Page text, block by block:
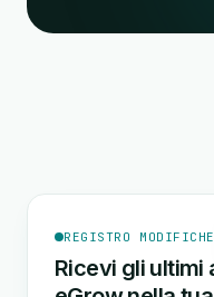
REGISTRO
Ricevi gli ultimi